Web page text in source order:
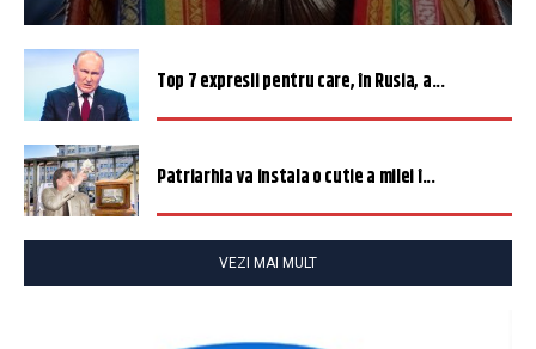
Top 7 expresii pentru care, în Rusia, a...
Patriarhia va instala o cutie a milei î...
VEZI MAI MULT